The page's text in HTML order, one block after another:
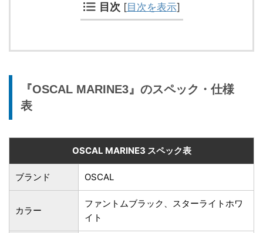
目次 [目次を表示]
『OSCAL MARINE3』のスペック・仕様
表
OSCAL MARINE3 スペック表
ブランド OSCAL
カラー
ファントムブラック、スターライトホワ
イト